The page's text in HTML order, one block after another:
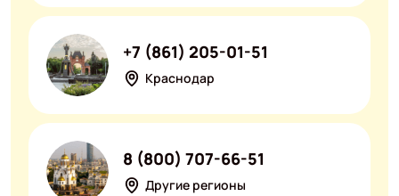
Краснодар
+7 (861) 205-01-51
Другие регионы
8 (800) 707-66-51